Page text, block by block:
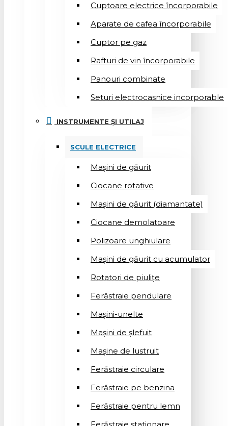
Cuptoare electrice încorporabile
Aparate de cafea încorporabile
Cuptor pe gaz
Rafturi de vin încorporabile
Panouri combinate
Seturi electrocasnice incorporable
INSTRUMENTE ȘI UTILAJ
SCULE ELECTRICE
Mașini de găurit
Ciocane rotative
Mașini de găurit (diamantate)
Ciocane demolatoare
Polizoare unghiulare
Mașini de găurit cu acumulator
Rotatori de piuliţe
Ferăstraie pendulare
Mașini-unelte
Mașini de șlefuit
Mașinе de lustruit
Ferăstraie circulare
Ferăstraie pe benzina
Ferăstraie pentru lemn